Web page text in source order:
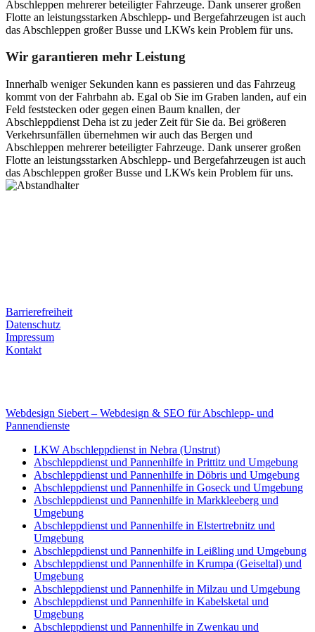
Abschleppen mehrerer beteiligter Fahrzeuge. Dank unserer großen
Flotte an leistungsstarken Abschlepp- und Bergefahrzeugen ist auch
das Abschleppen großer Busse und LKWs kein Problem für uns.
Wir garantieren mehr Leistung
Innerhalb weniger Sekunden kann es passieren und das Fahrzeug
kommt von der Fahrbahn ab. Egal ob Sie im Graben landen, auf ein
Feld feststecken oder gegen einen Baum knallen, der
Abschleppdienst Deha ist zu jeder Zeit für Sie da. Bei größeren
Verkehrsunfällen übernehmen wir auch das Bergen und
Abschleppen mehrerer beteiligter Fahrzeuge. Dank unserer großen
Flotte an leistungsstarken Abschlepp- und Bergefahrzeugen ist auch
das Abschleppen großer Busse und LKWs kein Problem für uns.
Barrierefreiheit
Datenschutz
Impressum
Kontakt
Webdesign Siebert – Webdesign & SEO für Abschlepp- und
Pannendienste
LKW Abschleppdienst in Nebra (Unstrut)
Abschleppdienst und Pannenhilfe in Prittitz und Umgebung
Abschleppdienst und Pannenhilfe in Döbris und Umgebung
Abschleppdienst und Pannenhilfe in Goseck und Umgebung
Abschleppdienst und Pannenhilfe in Markkleeberg und
Umgebung
Abschleppdienst und Pannenhilfe in Elstertrebnitz und
Umgebung
Abschleppdienst und Pannenhilfe in Leißling und Umgebung
Abschleppdienst und Pannenhilfe in Krumpa (Geiseltal) und
Umgebung
Abschleppdienst und Pannenhilfe in Milzau und Umgebung
Abschleppdienst und Pannenhilfe in Kabelsketal und
Umgebung
Abschleppdienst und Pannenhilfe in Zwenkau und